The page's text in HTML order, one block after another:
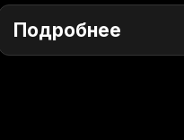
Подробнее